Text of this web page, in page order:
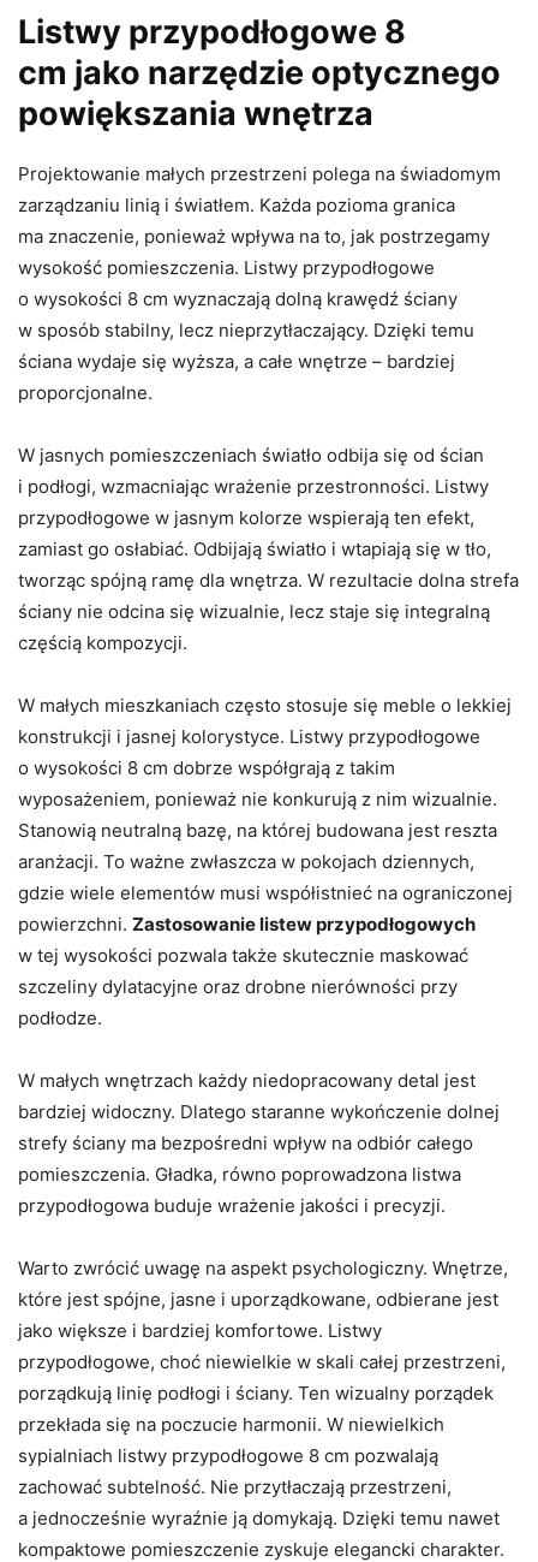
Listwy przypodłogowe 8
cm jako narzędzie optycznego
powiększania wnętrza
Projektowanie małych przestrzeni polega na świadomym
zarządzaniu linią i światłem. Każda pozioma granica
ma znaczenie, ponieważ wpływa na to, jak postrzegamy
wysokość pomieszczenia. Listwy przypodłogowe
o wysokości 8 cm wyznaczają dolną krawędź ściany
w sposób stabilny, lecz nieprzytłaczający. Dzięki temu
ściana wydaje się wyższa, a całe wnętrze – bardziej
proporcjonalne.
W jasnych pomieszczeniach światło odbija się od ścian
i podłogi, wzmacniając wrażenie przestronności. Listwy
przypodłogowe w jasnym kolorze wspierają ten efekt,
zamiast go osłabiać. Odbijają światło i wtapiają się w tło,
tworząc spójną ramę dla wnętrza. W rezultacie dolna strefa
ściany nie odcina się wizualnie, lecz staje się integralną
częścią kompozycji.
W małych mieszkaniach często stosuje się meble o lekkiej
konstrukcji i jasnej kolorystyce. Listwy przypodłogowe
o wysokości 8 cm dobrze współgrają z takim
wyposażeniem, ponieważ nie konkurują z nim wizualnie.
Stanowią neutralną bazę, na której budowana jest reszta
aranżacji. To ważne zwłaszcza w pokojach dziennych,
gdzie wiele elementów musi współistnieć na ograniczonej
powierzchni. Zastosowanie listew przypodłogowych
w tej wysokości pozwala także skutecznie maskować
szczeliny dylatacyjne oraz drobne nierówności przy
podłodze.
W małych wnętrzach każdy niedopracowany detal jest
bardziej widoczny. Dlatego staranne wykończenie dolnej
strefy ściany ma bezpośredni wpływ na odbiór całego
pomieszczenia. Gładka, równo poprowadzona listwa
przypodłogowa buduje wrażenie jakości i precyzji.
Warto zwrócić uwagę na aspekt psychologiczny. Wnętrze,
które jest spójne, jasne i uporządkowane, odbierane jest
jako większe i bardziej komfortowe. Listwy
przypodłogowe, choć niewielkie w skali całej przestrzeni,
porządkują linię podłogi i ściany. Ten wizualny porządek
przekłada się na poczucie harmonii. W niewielkich
sypialniach listwy przypodłogowe 8 cm pozwalają
zachować subtelność. Nie przytłaczają przestrzeni,
a jednocześnie wyraźnie ją domykają. Dzięki temu nawet
kompaktowe pomieszczenie zyskuje elegancki charakter.